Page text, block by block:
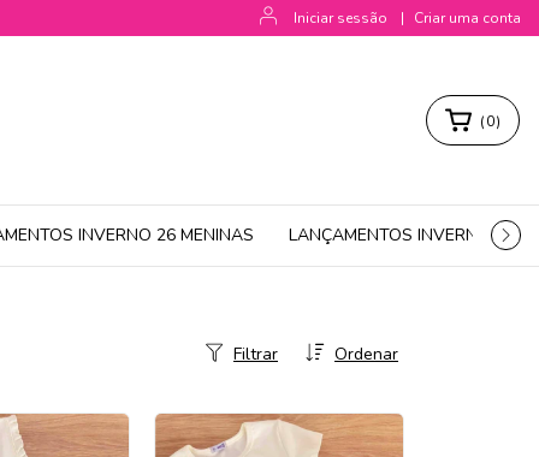
Iniciar sessão | Criar uma conta
(0)
INVERNO 26 MENINAS LANÇAMENTOS INVERNO 26
Ordenar
Filtrar